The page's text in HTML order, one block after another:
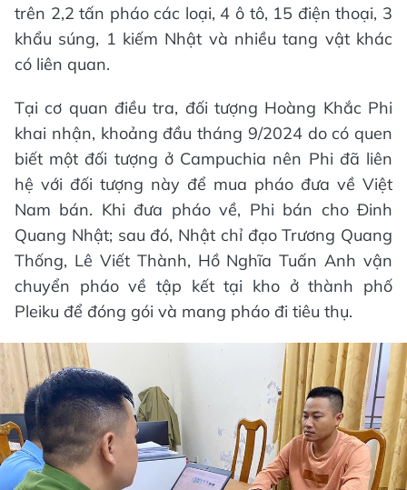
trên 2,2 tấn pháo các loại, 4 ô tô, 15 điện thoại, 3
khẩu súng, 1 kiếm Nhật và nhiều tang vật khác
có liên quan.
Tại cơ quan điều tra, đối tượng Hoàng Khắc Phi
khai nhận, khoảng đầu tháng 9/2024 do có quen
biết một đối tượng ở Campuchia nên Phi đã liên
hệ với đối tượng này để mua pháo đưa về Việt
Nam bán. Khi đưa pháo về, Phi bán cho Đinh
Quang Nhật; sau đó, Nhật chỉ đạo Trương Quang
Thống, Lê Viết Thành, Hồ Nghĩa Tuấn Anh vận
chuyển pháo về tập kết tại kho ở thành phố
Pleiku để đóng gói và mang pháo đi tiêu thụ.